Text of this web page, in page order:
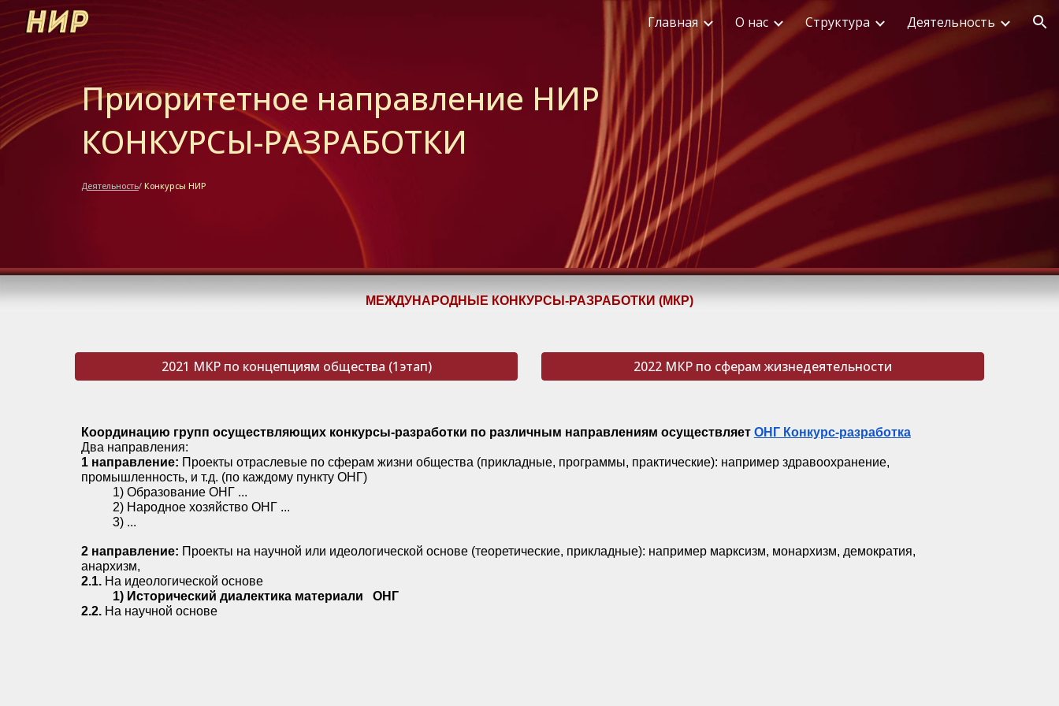
Skip to navigation
Главная О нас Структура Деятельность
Приоритетное направление НИР
КОНКУРСЫ-РАЗРАБОТКИ
Деятельность/ Конкурсы НИР
МЕЖДУНАРОДНЫЕ КОНКУРСЫ-РАЗРАБОТКИ (МКР)
2021 МКР по концепциям общества (1этап) 2022 МКР по сферам жизнедеятельности
Координацию групп осуществляющих конкурсы-разработки по различным направлениям осуществляет ОНГ Конкурс-разработка
Два направления:
1 направление: Проекты отраслевые по сферам жизни общества (прикладные, программы, практические): например здравоохранение,
промышленность, и т.д. (по каждому пункту ОНГ)
1) Образование ОНГ ...
2) Народное хозяйство ОНГ ...
3) ...
2 направление: Проекты на научной или идеологической основе (теоретические, прикладные): например марксизм, монархизм, демократия,
анархизм,
2.1. На идеологической основе
1) Исторический диалектика материали ОНГ
2.2.На научной основе